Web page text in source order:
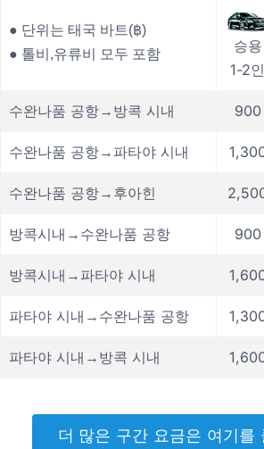
● 단위는 태국 바트(฿)
● 톨비,유류비 모두 포함
승용
1-2인
수완나품 공항→방콕 시내 900
수완나품 공항→파타야 시내
수완나품 공항→후아힌
방콕시내→수완나품 공항 900
방콕시내→파타야 시내
파타야 시내→수완나품 공항
파타야 시내→방콕 시내
더 많은 구간 요금은 여기를